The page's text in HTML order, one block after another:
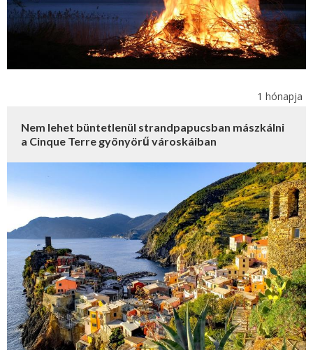
1 hónapja
Nem lehet büntetlenül strandpapucsban mászkálni
a Cinque Terre gyönyörű városkáiban